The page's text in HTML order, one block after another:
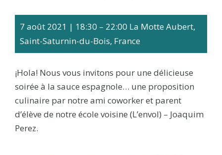
7 août 2021 | 18:30 – 22:00 La Motte Aubert,
Saint-Saturnin-du-Bois, France
¡Hola! Nous vous invitons pour une délicieuse
soirée à la sauce espagnole… une proposition
culinaire par notre ami coworker et parent
d’élève de notre école voisine (L’envol) – Joaquim
Perez.